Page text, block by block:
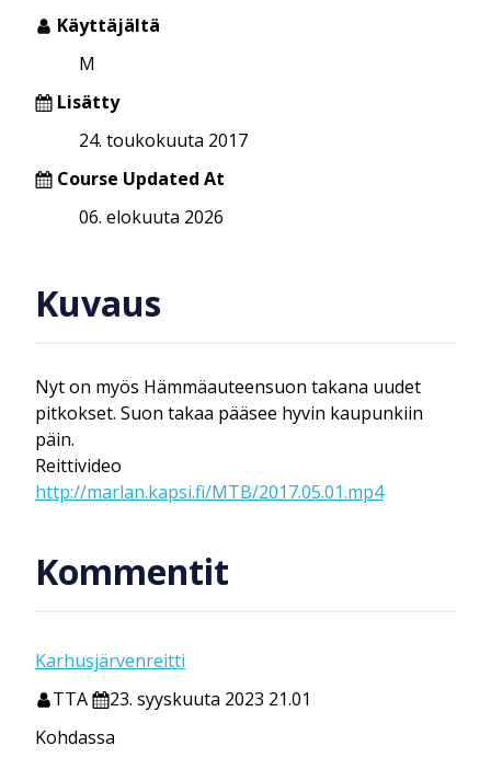
Käyttäjältä
M
Lisätty
24. toukokuuta 2017
Course Updated At
06. elokuuta 2026
Kuvaus
Nyt on myös Hämmäauteensuon takana uudet
pitkokset. Suon takaa pääsee hyvin kaupunkiin
päin.
Reittivideo
http://marlan.kapsi.fi/MTB/2017.05.01.mp4
Kommentit
Karhusjärvenreitti
TTA
23. syyskuuta 2023 21.01
Kohdassa